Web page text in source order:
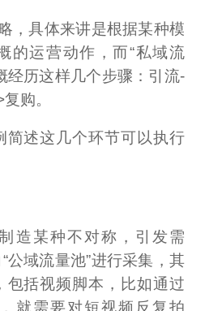
，具体来讲是根据某种模
的运营动作，而“私域流
经历这样几个步骤：引流-
购。
简述这几个环节可以执行
造某种不对称，引发需
公域流量池”进行采集，其
包括视频脚本，比如通过